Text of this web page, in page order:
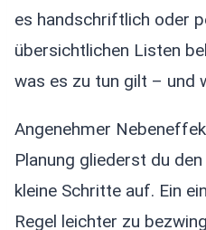
es handschriftlich oder
übersichtlichen Listen
was es zu tun gilt – und
Angenehmer
Planung gliederst du
kleine Schritte auf. Ein
Regel leichter zu